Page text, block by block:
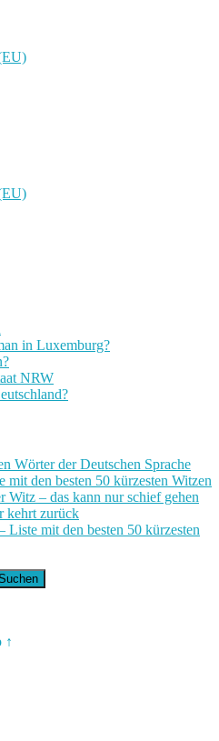
in Luxemburg?
NRW
Wörter der Deutschen Sprache
mit den besten 50 kürzesten Witzen
Witz – das kann nur schief gehen
kehrt zurück
Liste mit den besten 50 kürzesten
↑